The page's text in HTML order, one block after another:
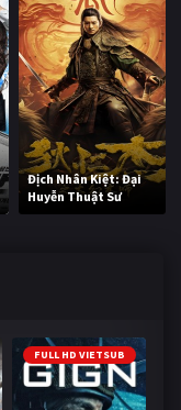
Địch Nhân Kiệt: Đại
Huyễn Thuật Sư
FULL HD VIETSUB